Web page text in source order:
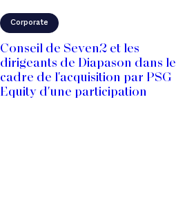
Corporate
Conseil de Seven2 et les
dirigeants de Diapason dans le
cadre de l'acquisition par PSG
Equity d'une participation